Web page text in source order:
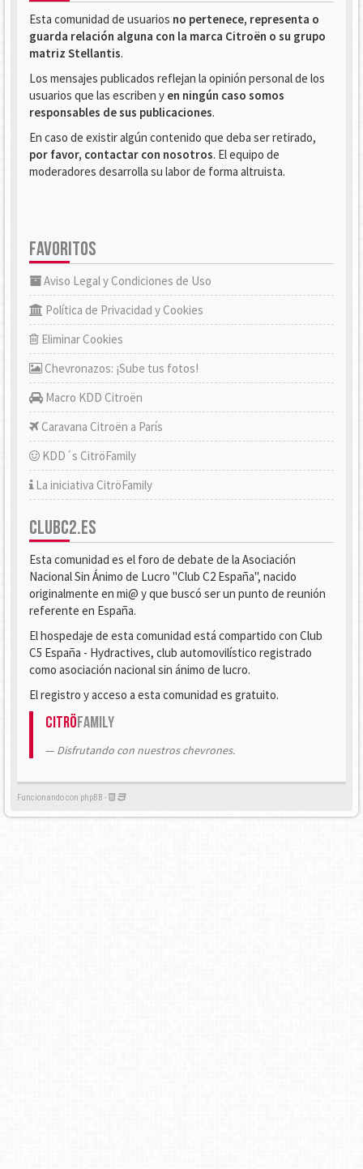
Esta comunidad de usuarios no pertenece, representa o
guarda relación alguna con la marca Citroën o su grupo
matriz Stellantis.
Los mensajes publicados reflejan la opinión personal de los
usuarios que las escriben y en ningún caso somos
responsables de sus publicaciones.
En caso de existir algún contenido que deba ser retirado,
por favor, contactar con nosotros. El equipo de
moderadores desarrolla su labor de forma altruista.
FAVORITOS
Aviso Legal y Condiciones de Uso
Política de Privacidad y Cookies
Eliminar Cookies
Chevronazos: ¡Sube tus fotos!
Macro KDD Citroën
Caravana Citroën a París
KDD´s CitröFamily
La iniciativa CitröFamily
CLUBC2.ES
Esta comunidad es el foro de debate de la Asociación
Nacional Sin Ánimo de Lucro "Club C2 España", nacido
originalmente en mi@ y que buscó ser un punto de reunión
referente en España.
El hospedaje de esta comunidad está compartido con Club
C5 España - Hydractives, club automovilístico registrado
como asociación nacional sin ánimo de lucro.
El registro y acceso a esta comunidad es gratuito.
CitröFamily
Disfrutando con nuestros chevrones.
Funcionando con phpBB -